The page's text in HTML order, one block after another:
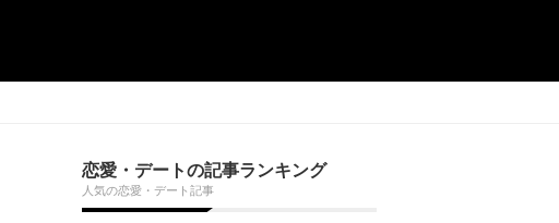
恋愛・デートの記事ランキング
人気の恋愛・デート記事